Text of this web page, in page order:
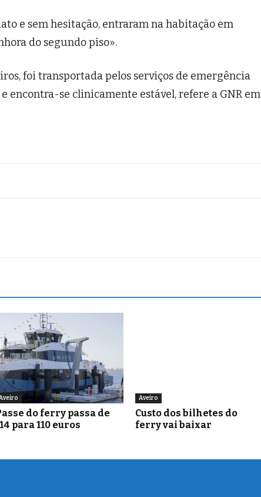
e sem hesitação, entraram na habitação em
do segundo piso».
foi transportada pelos serviços de emergência
encontra-se clinicamente estável, refere a GNR em
do ferry passa de
para 110 euros
Aveiro
Custo dos bilhetes do
ferry vai baixar